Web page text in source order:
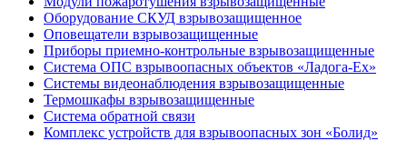
Оборудование СКУД взрывозащищенное
Оповещатели взрывозащищенные
Приборы приемно-контрольные взрывозащищенные
Система ОПС взрывоопасных объектов «Ладога-Ex»
Системы видеонаблюдения взрывозащищенные
Термошкафы взрывозащищенные
Система обратной связи
Комплекс устройств для взрывоопасных зон «Болид»